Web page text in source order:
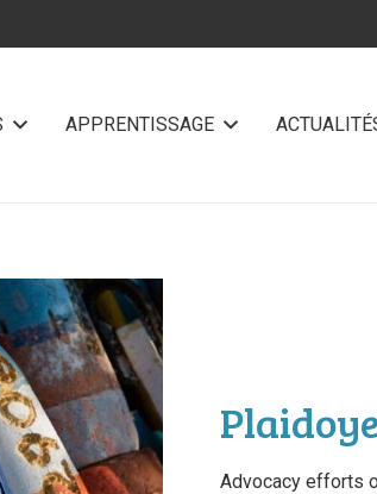
APPRENTISSAGE
Advocacy efforts